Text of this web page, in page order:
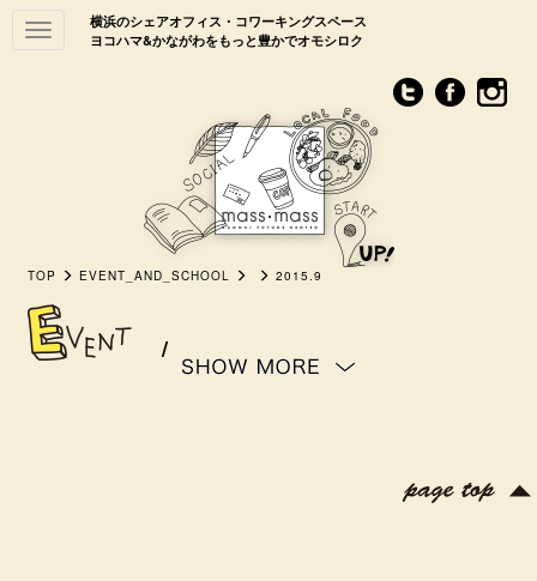
横浜のシェアオフィス・コワーキングスペース
ヨコハマ&かながわをもっと豊かでオモシロク
Toggle
navigation
TOP EVENT_AND_SCHOOL 2015.9
/